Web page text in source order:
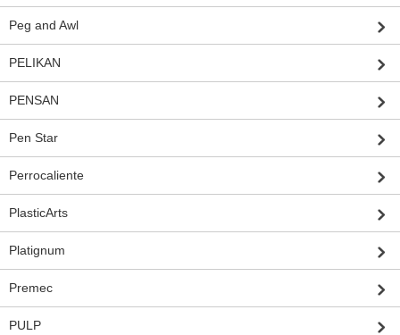
Peg and Awl
PELIKAN
PENSAN
Pen Star
Perrocaliente
PlasticArts
Platignum
Premec
PULP